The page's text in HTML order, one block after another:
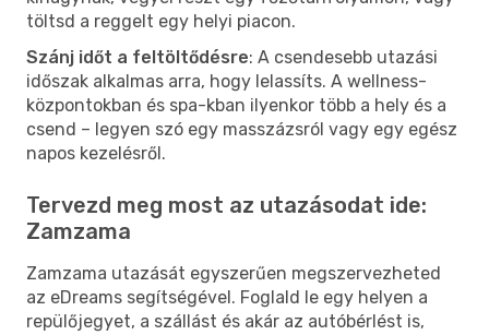
töltsd a reggelt egy helyi piacon.
Szánj időt a feltöltődésre: A csendesebb utazási
időszak alkalmas arra, hogy lelassíts. A wellness-
központokban és spa-kban ilyenkor több a hely és a
csend – legyen szó egy masszázsról vagy egy egész
napos kezelésről.
Tervezd meg most az utazásodat ide:
Zamzama
Zamzama utazását egyszerűen megszervezheted
az eDreams segítségével. Foglald le egy helyen a
repülőjegyet, a szállást és akár az autóbérlést is,